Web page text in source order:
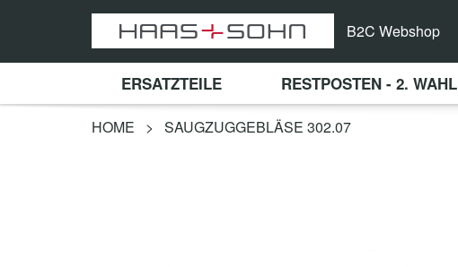
B2C Webshop
ERSATZTEILE RESTPOSTEN - 2. WAHL
HOME > SAUGZUGGEBLÄSE 302.07